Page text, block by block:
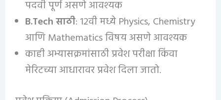
पदवी पूर्ण असणे आवश्यक
B.Tech साठी: 12वी मध्ये Physics, Chemistry
आणि Mathematics विषय असणे आवश्यक
काही अभ्यासक्रमांसाठी प्रवेश परीक्षा किंवा
मेरिटच्या आधारावर प्रवेश दिला जातो.